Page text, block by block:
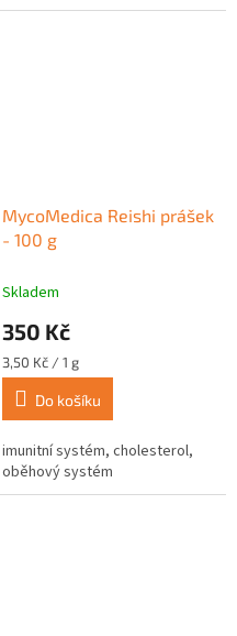
MycoMedica Reishi prášek
- 100 g
Skladem
350 Kč
Měrná
cena:
3,50 Kč / 1 g
Do košíku
imunitní systém, cholesterol,
oběhový systém